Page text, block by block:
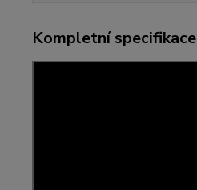
Kompletní specifikace